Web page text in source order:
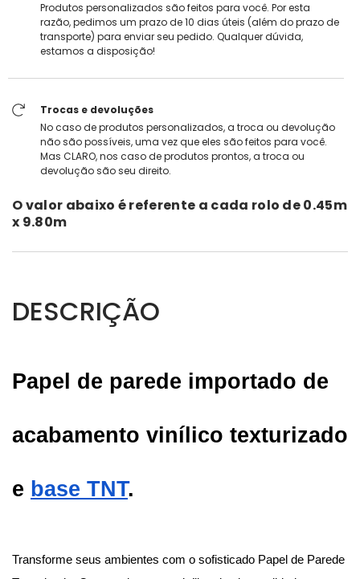
Produtos personalizados são feitos para você. Por esta
razão, pedimos um prazo de 10 dias úteis (além do prazo de
transporte) para enviar seu pedido. Qualquer dúvida,
estamos a disposição!
Trocas e devoluções
No caso de produtos personalizados, a troca ou devolução
não são possíveis, uma vez que eles são feitos para você.
Mas CLARO, nos caso de produtos prontos, a troca ou
devolução são seu direito.
O valor abaixo é referente a cada rolo de0.45m
x 9.80m
DESCRIÇÃO
Papel de parede importado de
acabamento vinílico texturizado
e base TNT.
Transforme seus ambientes com o sofisticado Papel de Parede